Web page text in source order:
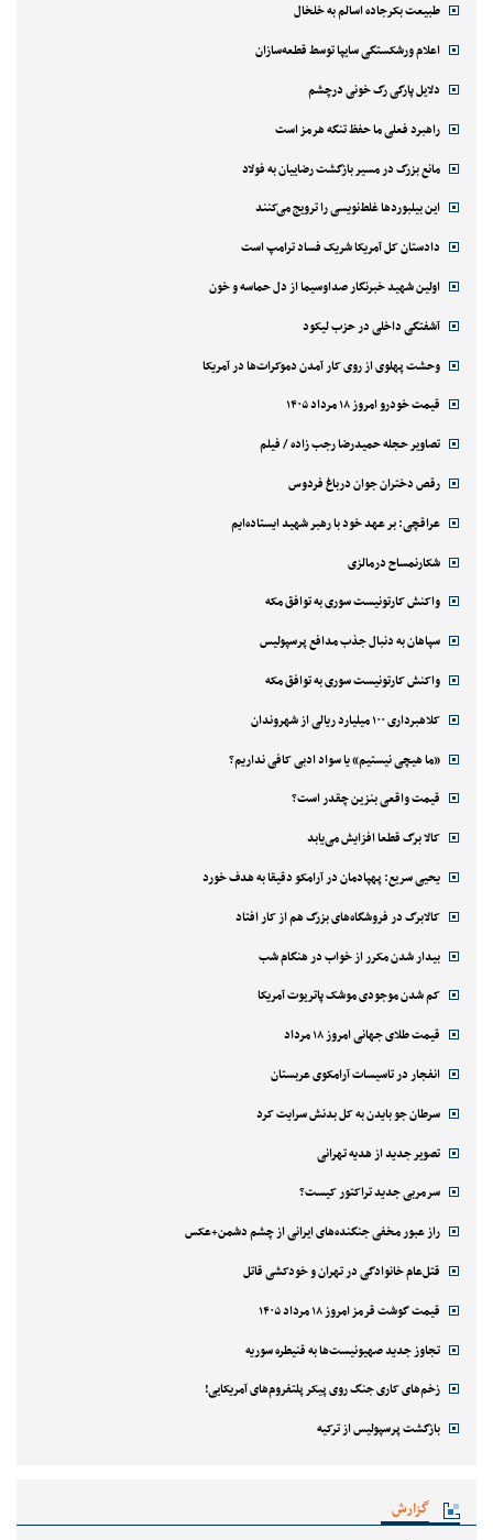
طبیعت بکرجاده اسالم به خلخال
اعلام ورشکستگی سایپا توسط قطعه‌سازان
دلایل پارگی رگ خونی درچشم
راهبرد فعلی ما حفظ تنگه هرمز است
مانع بزرگ در مسیر بازگشت رضاییان به فولاد
این بیلبوردها غلط‌نویسی را ترویج می‌کنند
دادستان کل آمریکا شریک فساد ترامپ است
اولین شهید خبرنگار صداوسیما از دل حماسه و خون
آشفتگی داخلی در حزب لیکود
وحشت پهلوی از روی کار آمدن دموکرات‌ها در آمریکا
قیمت خودرو امروز ۱۸ مرداد ۱۴۰۵
تصاویر حجله حمیدرضا رجب زاده / فیلم
رقص دختران جوان درباغ فردوس
عراقچی: بر عهد خود با رهبر شهید ایستاده‌ایم
شکارنمساح درمالزی
واکنش کارتونیست سوری به توافق مکه
سپاهان به دنبال جذب مدافع پرسپولیس
واکنش کارتونیست سوری به توافق مکه
کلاهبرداری ۱۰۰ میلیارد ریالی از شهروندان
«ما هیچی نیستیم» یا سواد ادبی کافی نداریم؟
قیمت واقعی بنزین چقدر است؟
کالا برگ قطعا افزایش می‌یابد
یحیی سریع: پهپادمان در آرامکو دقیقا به هدف خورد
کالابرگ در فروشگاه‌های بزرگ هم از کار افتاد
بیدار شدن مکرر از خواب در هنگام شب
کم شدن موجودی موشک پاتریوت آمریکا
قیمت طلای جهانی امروز ۱۸ مرداد
انفجار در تاسیسات آرامکوی عربستان
سرطان جو بایدن به کل بدنش سرایت کرد
تصویر جدید از هدیه تهرانی
سرمربی جدید تراکتور کیست؟
راز عبور مخفی جنگنده‌های ایرانی از چشم دشمن+عکس
قتل‌‌عام خانوادگی در تهران و خودکشی قاتل
قیمت گوشت قرمز امروز ۱۸ مرداد ۱۴۰۵
تجاوز جدید صهیونیست‌ها به قنیطره سوریه
زخم‌های کاری جنگ روی پیکر پلتفروم‌های آمریکایی!
بازگشت پرسپولیس از ترکیه
گزارش